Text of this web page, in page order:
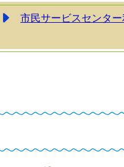
市民サービスセンタ